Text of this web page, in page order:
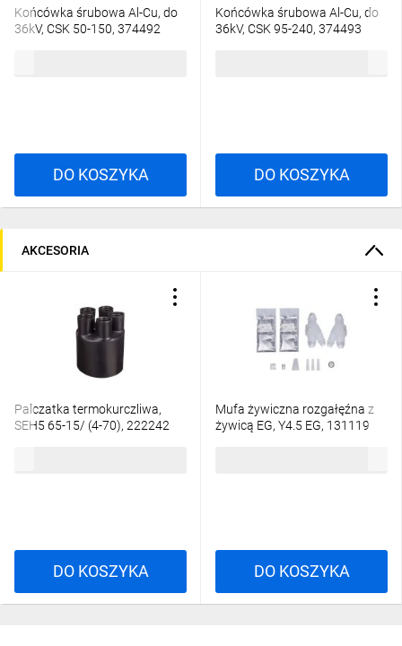
Końcówka śrubowa Al-Cu, do
36kV, CSK 50-150, 374492
DO KOSZYKA
Końcówka śrubowa Al-Cu, do
36kV, CSK 95-240, 374493
DO KOSZYKA
AKCESORIA
Palczatka termokurczliwa,
SEH5 65-15/ (4-70), 222242
DO KOSZYKA
Mufa żywiczna rozgałęźna z
żywicą EG, Y4.5 EG, 131119
DO KOSZYKA